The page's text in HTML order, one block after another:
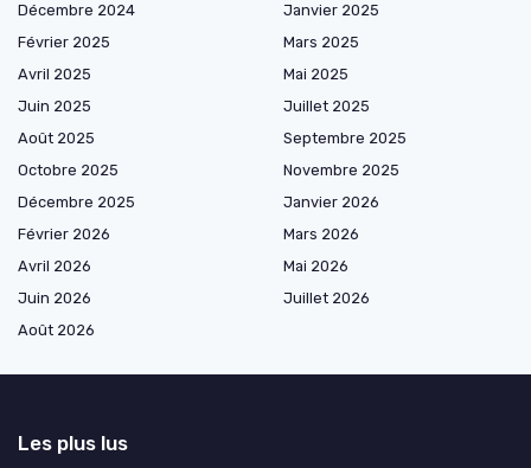
Décembre 2024
Janvier 2025
Février 2025
Mars 2025
Avril 2025
Mai 2025
Juin 2025
Juillet 2025
Août 2025
Septembre 2025
Octobre 2025
Novembre 2025
Décembre 2025
Janvier 2026
Février 2026
Mars 2026
Avril 2026
Mai 2026
Juin 2026
Juillet 2026
Août 2026
Les plus lus